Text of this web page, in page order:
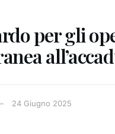
per gli
24 Giugno 2025